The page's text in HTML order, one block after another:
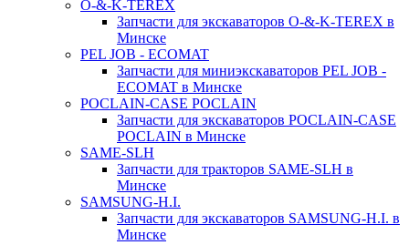
O-&-K-TEREX
Запчасти для экскаваторов O-&-K-TEREX в
Минске
PEL JOB - ECOMAT
Запчасти для миниэкскаваторов PEL JOB -
ECOMAT в Минске
POCLAIN-CASE POCLAIN
Запчасти для экскаваторов POCLAIN-CASE
POCLAIN в Минске
SAME-SLH
Запчасти для тракторов SAME-SLH в
Минске
SAMSUNG-H.I.
Запчасти для экскаваторов SAMSUNG-H.I. в
Минске